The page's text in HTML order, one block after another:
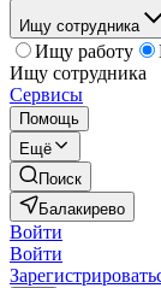
Ищу сотрудника
Ищу работу
Ищу сотрудника
Сервисы
Помощь
Ещё
Поиск
Балакирево
Войти
Войти